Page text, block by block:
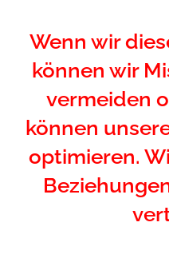
Wenn wir
können wir
vermeiden
können
optimieren.